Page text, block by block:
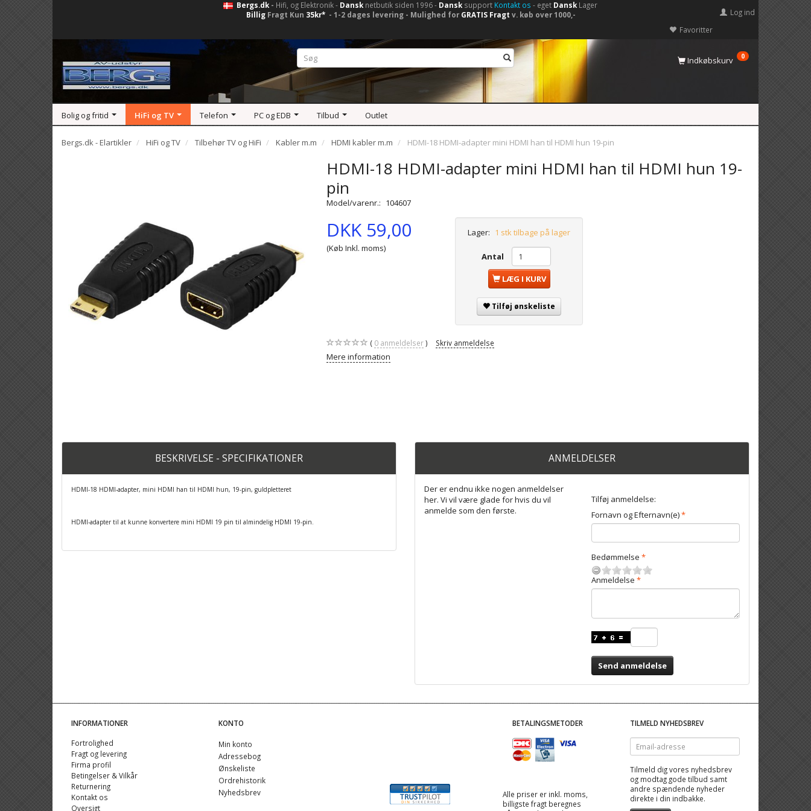
Bergs.dk- Hifi, og Elektronik - Dansknetbutik siden 1996 - Dansksupport Kontakt os - eget DanskLager
Billig Fragt Kun 35kr* - 1-2 dages levering - Mulighed for GRATIS Fragt v. køb over 1000,-
Favoritter
Log ind
Indkøbskurv 0
Bolig og fritid HiFi og TV Telefon PC og EDB Tilbud Outlet
Bergs.dk - Elartikler HiFi og TV Tilbehør TV og HiFi Kabler m.m HDMI kabler m.m HDMI-18 HDMI-adapter mini HDMI han til HDMI hun 19-pin
HDMI-18 HDMI-adapter mini HDMI han til HDMI hun 19-
pin
Model/varenr.: 104607
DKK 59,00
(Køb Inkl. moms)
Lager: 1 stk tilbage på lager
Antal
LÆG I KURV
Tilføj ønskeliste
0anmeldelser Skriv anmeldelse
Mere information
BESKRIVELSE - SPECIFIKATIONER
HDMI-18 HDMI-adapter, mini HDMI han til HDMI hun, 19-pin, guldpletteret
HDMI-adapter til at kunne konvertere mini HDMI 19 pin til almindelig HDMI 19-pin.
ANMELDELSER
Der er endnu ikke nogen anmeldelser
her. Vi vil være glade for hvis du vil
anmelde som den første.
Tilføj anmeldelse:
Fornavn og Efternavn(e)
Bedømmelse
Anmeldelse
Send anmeldelse
INFORMATIONER
Fortrolighed
Fragt og levering
Firma profil
Betingelser & Vilkår
Returnering
Kontakt os
Oversigt
KONTO
Min konto
Adressebog
Ønskeliste
Ordrehistorik
Nyhedsbrev
BETALINGSMETODER
Alle priser er inkl. moms,
billigste fragt beregnes
TILMELD NYHEDSBREV
Email-
adresse
Tilmeld dig vores nyhedsbrev
og modtag gode tilbud samt
andre spændende nyheder
direkte i din indbakke.